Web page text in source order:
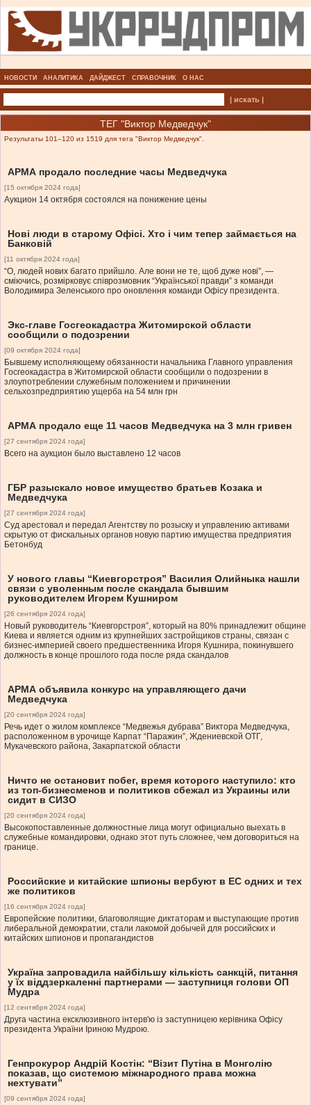
НОВОСТИ АНАЛИТИКА ДАЙДЖЕСТ СПРАВОЧНИК О НАС
| искать |
ТЕГ "Виктор Медведчук"
Результаты 101–120 из 1519 для тега "Виктор Медведчук".
АРМА продало последние часы Медведчука
[15 октября 2024 года]
Аукцион 14 октября состоялся на понижение цены
Нові люди в старому Офісі. Хто і чим тепер займається на
Банковій
[11 октября 2024 года]
“О, людей нових багато прийшло. Але вони не те, щоб дуже нові”, —
сміючись, розмірковує співрозмовник “Української правди” з команди
Володимира Зеленського про оновлення команди Офісу президента.
Экс-главе Госгеокадастра Житомирской области
сообщили о подозрении
[09 октября 2024 года]
Бывшему исполняющему обязанности начальника Главного управления
Госгеокадастра в Житомирской области сообщили о подозрении в
злоупотреблении служебным положением и причинении
сельхозпредприятию ущерба на 54 млн грн
АРМА продало еще 11 часов Медведчука на 3 млн гривен
[27 сентября 2024 года]
Всего на аукцион было выставлено 12 часов
ГБР разыскало новое имущество братьев Козака и
Медведчука
[27 сентября 2024 года]
Суд арестовал и передал Агентству по розыску и управлению активами
скрытую от фискальных органов новую партию имущества предприятия
Бетонбуд
У нового главы “Киевгорстроя” Василия Олийныка нашли
связи с уволенным после скандала бывшим
руководителем Игорем Кушниром
[26 сентября 2024 года]
Новый руководитель “Киевгорстроя”, который на 80% принадлежит общине
Киева и является одним из крупнейших застройщиков страны, связан с
бизнес-империей своего предшественника Игоря Кушнира, покинувшего
должность в конце прошлого года после ряда скандалов
АРМА объявила конкурс на управляющего дачи
Медведчука
[20 сентября 2024 года]
Речь идет о жилом комплексе “Медвежья дубрава” Виктора Медведчука,
расположенном в урочище Карпат “Паражин”, Ждениевской ОТГ,
Мукачевского района, Закарпатской области
Ничто не остановит побег, время которого наступило: кто
из топ-бизнесменов и политиков сбежал из Украины или
сидит в СИЗО
[20 сентября 2024 года]
Высокопоставленные должностные лица могут официально выехать в
служебные командировки, однако этот путь сложнее, чем договориться на
границе.
Российские и китайские шпионы вербуют в ЕС одних и тех
же политиков
[16 сентября 2024 года]
Европейские политики, благоволящие диктаторам и выступающие против
либеральной демократии, стали лакомой добычей для российских и
китайских шпионов и пропагандистов
Україна запровадила найбільшу кількість санкцій, питання
у їх віддзеркаленні партнерами — заступниця голови ОП
Мудра
[12 сентября 2024 года]
Друга частина ексклюзивного інтерв'ю із заступницею керівника Офісу
президента України Іриною Мудрою.
Генпрокурор Андрій Костін: “Візит Путіна в Монголію
показав, що системою міжнародного права можна
нехтувати”
[09 сентября 2024 года]